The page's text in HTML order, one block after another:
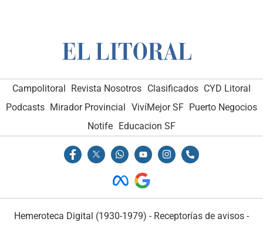
Campolitoral Revista Nosotros Clasificados CYD Litoral
Podcasts Mirador Provincial VivíMejor SF Puerto Negocios
Notife Educacion SF
Hemeroteca Digital (1930-1979) - Receptorías de avisos -